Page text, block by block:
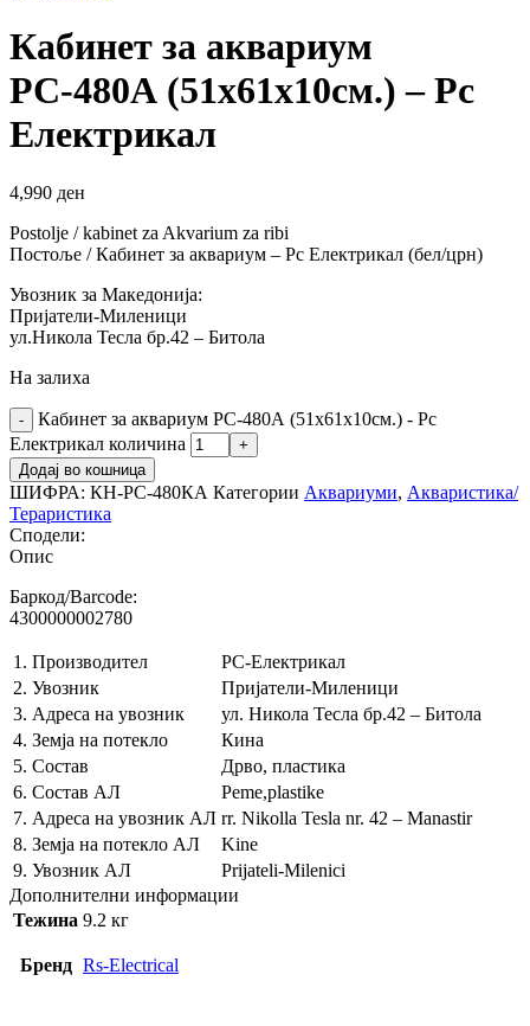
Кабинет за аквариум
РС-480А (51х61х10см.) – Рс
Електрикал
4,990 ден
Postolje / kabinet za Akvarium za ribi
Постоље / Кабинет за аквариум – Рс Електрикал (бел/црн)
Увозник за Македонија:
Пријатели-Миленици
ул.Никола Тесла бр.42 – Битола
На залиха
Кабинет за аквариум РС-480А (51х61х10см.) - Рс
Електрикал количина
Додај во кошница
ШИФРА: КН-РС-480КА Категории Аквариуми, Акваристика/
Тераристика
Сподели:
Опис
Баркод/Barcode:
4300000002780
1. Производител
РС-Електрикал
2. Увозник
Пријатели-Миленици
3. Адреса на увозник
ул. Никола Тесла бр.42 – Битола
4. Земја на потекло
Кина
5. Состав
Дрво, пластика
6. Состав АЛ
Peme,plastike
7. Адреса на увозник АЛ rr. Nikolla Tesla nr. 42 – Manastir
8. Земја на потекло АЛ
Kine
9. Увозник АЛ
Prijateli-Milenici
Дополнителни информации
Тежина 9.2 кг
Бренд Rs-Electrical